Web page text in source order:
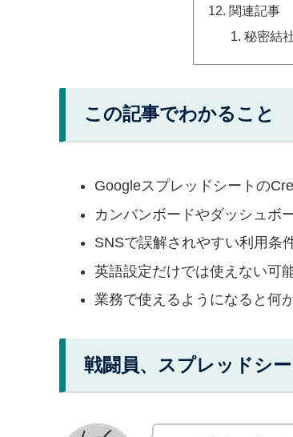
関連記事
秘密結
この記事でわかること
Googleスプレッドシートの
カンバンボードやダッシュボ
SNSで誤解されやすい利用条
英語設定だけでは使えない可
業務で使えるようになると何
戦闘員、スプレッドシ